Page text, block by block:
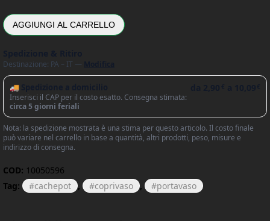
AGGIUNGI AL CARRELLO
Destinazione: PA – IT —
🚚 Spedizione a domicilio
Inserisci il CAP per il costo esatto. Consegna stimata:
circa 5 giorni feriali
Nota: la spedizione mostrata è una stima per questo articolo. Il costo finale
può variare nel carrello in base a quantità, altri prodotti, peso, misure e
indirizzo di consegna.
COD: 10050596
Tag:
cachepot , coprivaso , portavaso